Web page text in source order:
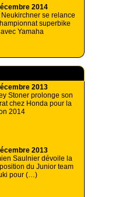
2014
Neukirchner se relance
superbike
avec Yamaha
2013
Stoner prolonge son
chez Honda pour la
2014
2013
Saulnier dévoile la
du Junior team
pour (…)